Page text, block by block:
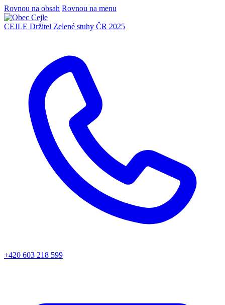
Rovnou na obsah Rovnou na menu
CEJLE Držitel Zelené stuhy ČR 2025
+420 603 218 599